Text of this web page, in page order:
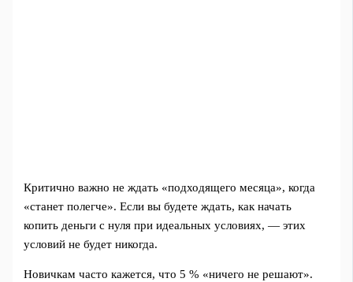
Критично важно не ждать «подходящего месяца», когда
«станет полегче». Если вы будете ждать, как начать
копить деньги с нуля при идеальных условиях, — этих
условий не будет никогда.
Новичкам часто кажется, что 5 % «ничего не решают».